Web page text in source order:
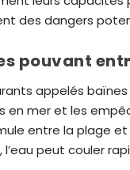
des dangers
pouvant
appelés
en mer et les
entre la plage
l’eau peut couler